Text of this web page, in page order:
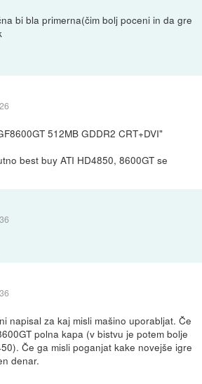
bi bla primerna(čim bolj poceni in da gre
512MB GDDR2 CRT+DVI"
best buy ATI HD4850, 8600GT se
napisal za kaj misli mašino uporabljat. Če
polna kapa (v bistvu je potem bolje
Če ga misli poganjat kake novejše igre
denar.